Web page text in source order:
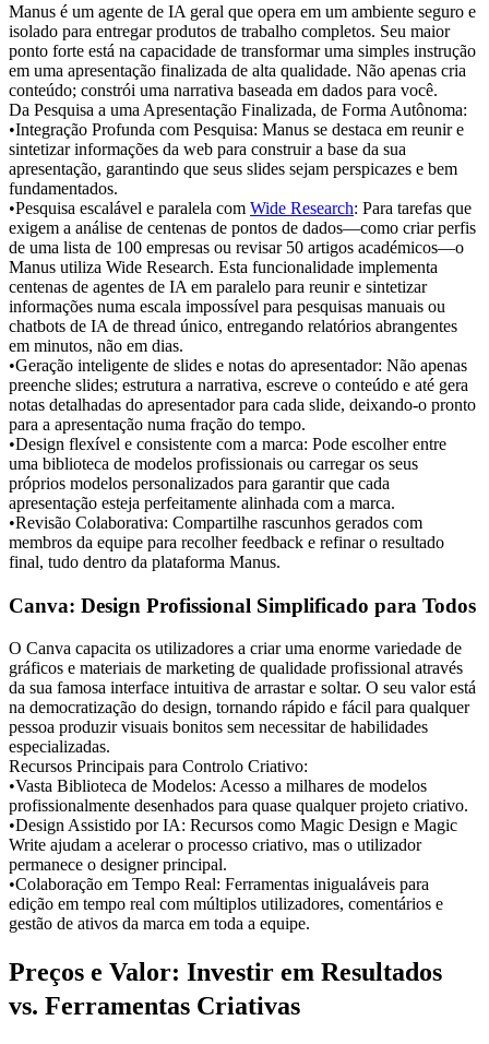
Manus é um agente de IA geral que opera em um ambiente seguro e
isolado para entregar produtos de trabalho completos. Seu maior
ponto forte está na capacidade de transformar uma simples instrução
em uma apresentação finalizada de alta qualidade. Não apenas cria
conteúdo; constrói uma narrativa baseada em dados para você.
Da Pesquisa a uma Apresentação Finalizada, de Forma Autônoma:
•Integração Profunda com Pesquisa: Manus se destaca em reunir e
sintetizar informações da web para construir a base da sua
apresentação, garantindo que seus slides sejam perspicazes e bem
fundamentados.
•Pesquisa escalável e paralela com Wide Research: Para tarefas que
exigem a análise de centenas de pontos de dados—como criar perfis
de uma lista de 100 empresas ou revisar 50 artigos académicos—o
Manus utiliza Wide Research. Esta funcionalidade implementa
centenas de agentes de IA em paralelo para reunir e sintetizar
informações numa escala impossível para pesquisas manuais ou
chatbots de IA de thread único, entregando relatórios abrangentes
em minutos, não em dias.
•Geração inteligente de slides e notas do apresentador: Não apenas
preenche slides; estrutura a narrativa, escreve o conteúdo e até gera
notas detalhadas do apresentador para cada slide, deixando-o pronto
para a apresentação numa fração do tempo.
•Design flexível e consistente com a marca: Pode escolher entre
uma biblioteca de modelos profissionais ou carregar os seus
próprios modelos personalizados para garantir que cada
apresentação esteja perfeitamente alinhada com a marca.
•Revisão Colaborativa: Compartilhe rascunhos gerados com
membros da equipe para recolher feedback e refinar o resultado
final, tudo dentro da plataforma Manus.
Canva: Design Profissional Simplificado para Todos
O Canva capacita os utilizadores a criar uma enorme variedade de
gráficos e materiais de marketing de qualidade profissional através
da sua famosa interface intuitiva de arrastar e soltar. O seu valor está
na democratização do design, tornando rápido e fácil para qualquer
pessoa produzir visuais bonitos sem necessitar de habilidades
especializadas.
Recursos Principais para Controlo Criativo:
•Vasta Biblioteca de Modelos: Acesso a milhares de modelos
profissionalmente desenhados para quase qualquer projeto criativo.
•Design Assistido por IA: Recursos como Magic Design e Magic
Write ajudam a acelerar o processo criativo, mas o utilizador
permanece o designer principal.
•Colaboração em Tempo Real: Ferramentas inigualáveis para
edição em tempo real com múltiplos utilizadores, comentários e
gestão de ativos da marca em toda a equipe.
Preços e Valor: Investir em Resultados
vs. Ferramentas Criativas